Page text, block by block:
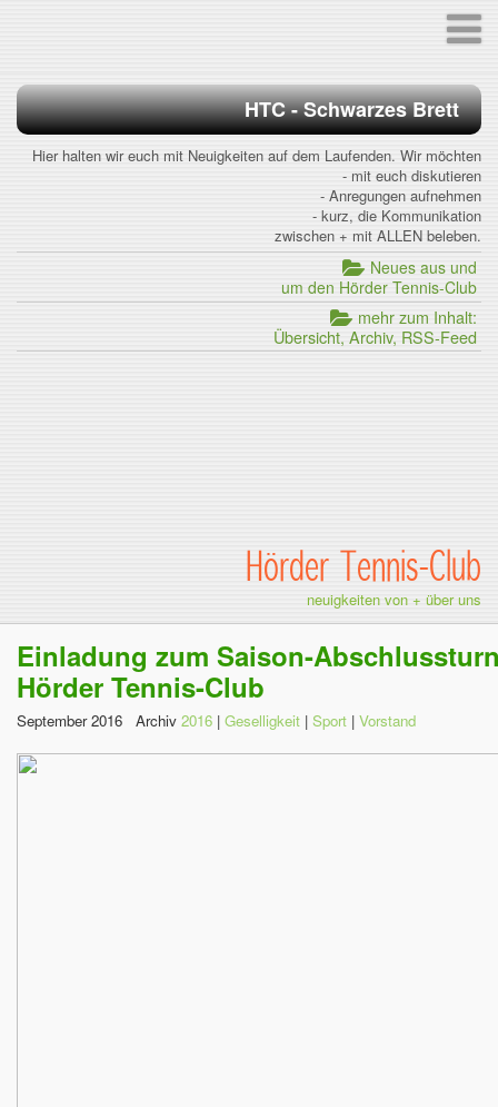
HTC - Schwarzes Brett
Hier halten wir euch mit Neuigkeiten auf dem Laufenden. Wir möchten
- mit euch diskutieren
- Anregungen aufnehmen
- kurz, die Kommunikation
zwischen + mit ALLEN beleben.
Neues aus und
um den Hörder Tennis-Club
mehr zum Inhalt:
Übersicht, Archiv, RSS-Feed
Hörder Tennis-Club
neuigkeiten von + über uns
Einladung zum Saison-
Hörder Tennis-Club
September 2016 Archiv 2016 | Geselligkeit | Sport | Vorstand